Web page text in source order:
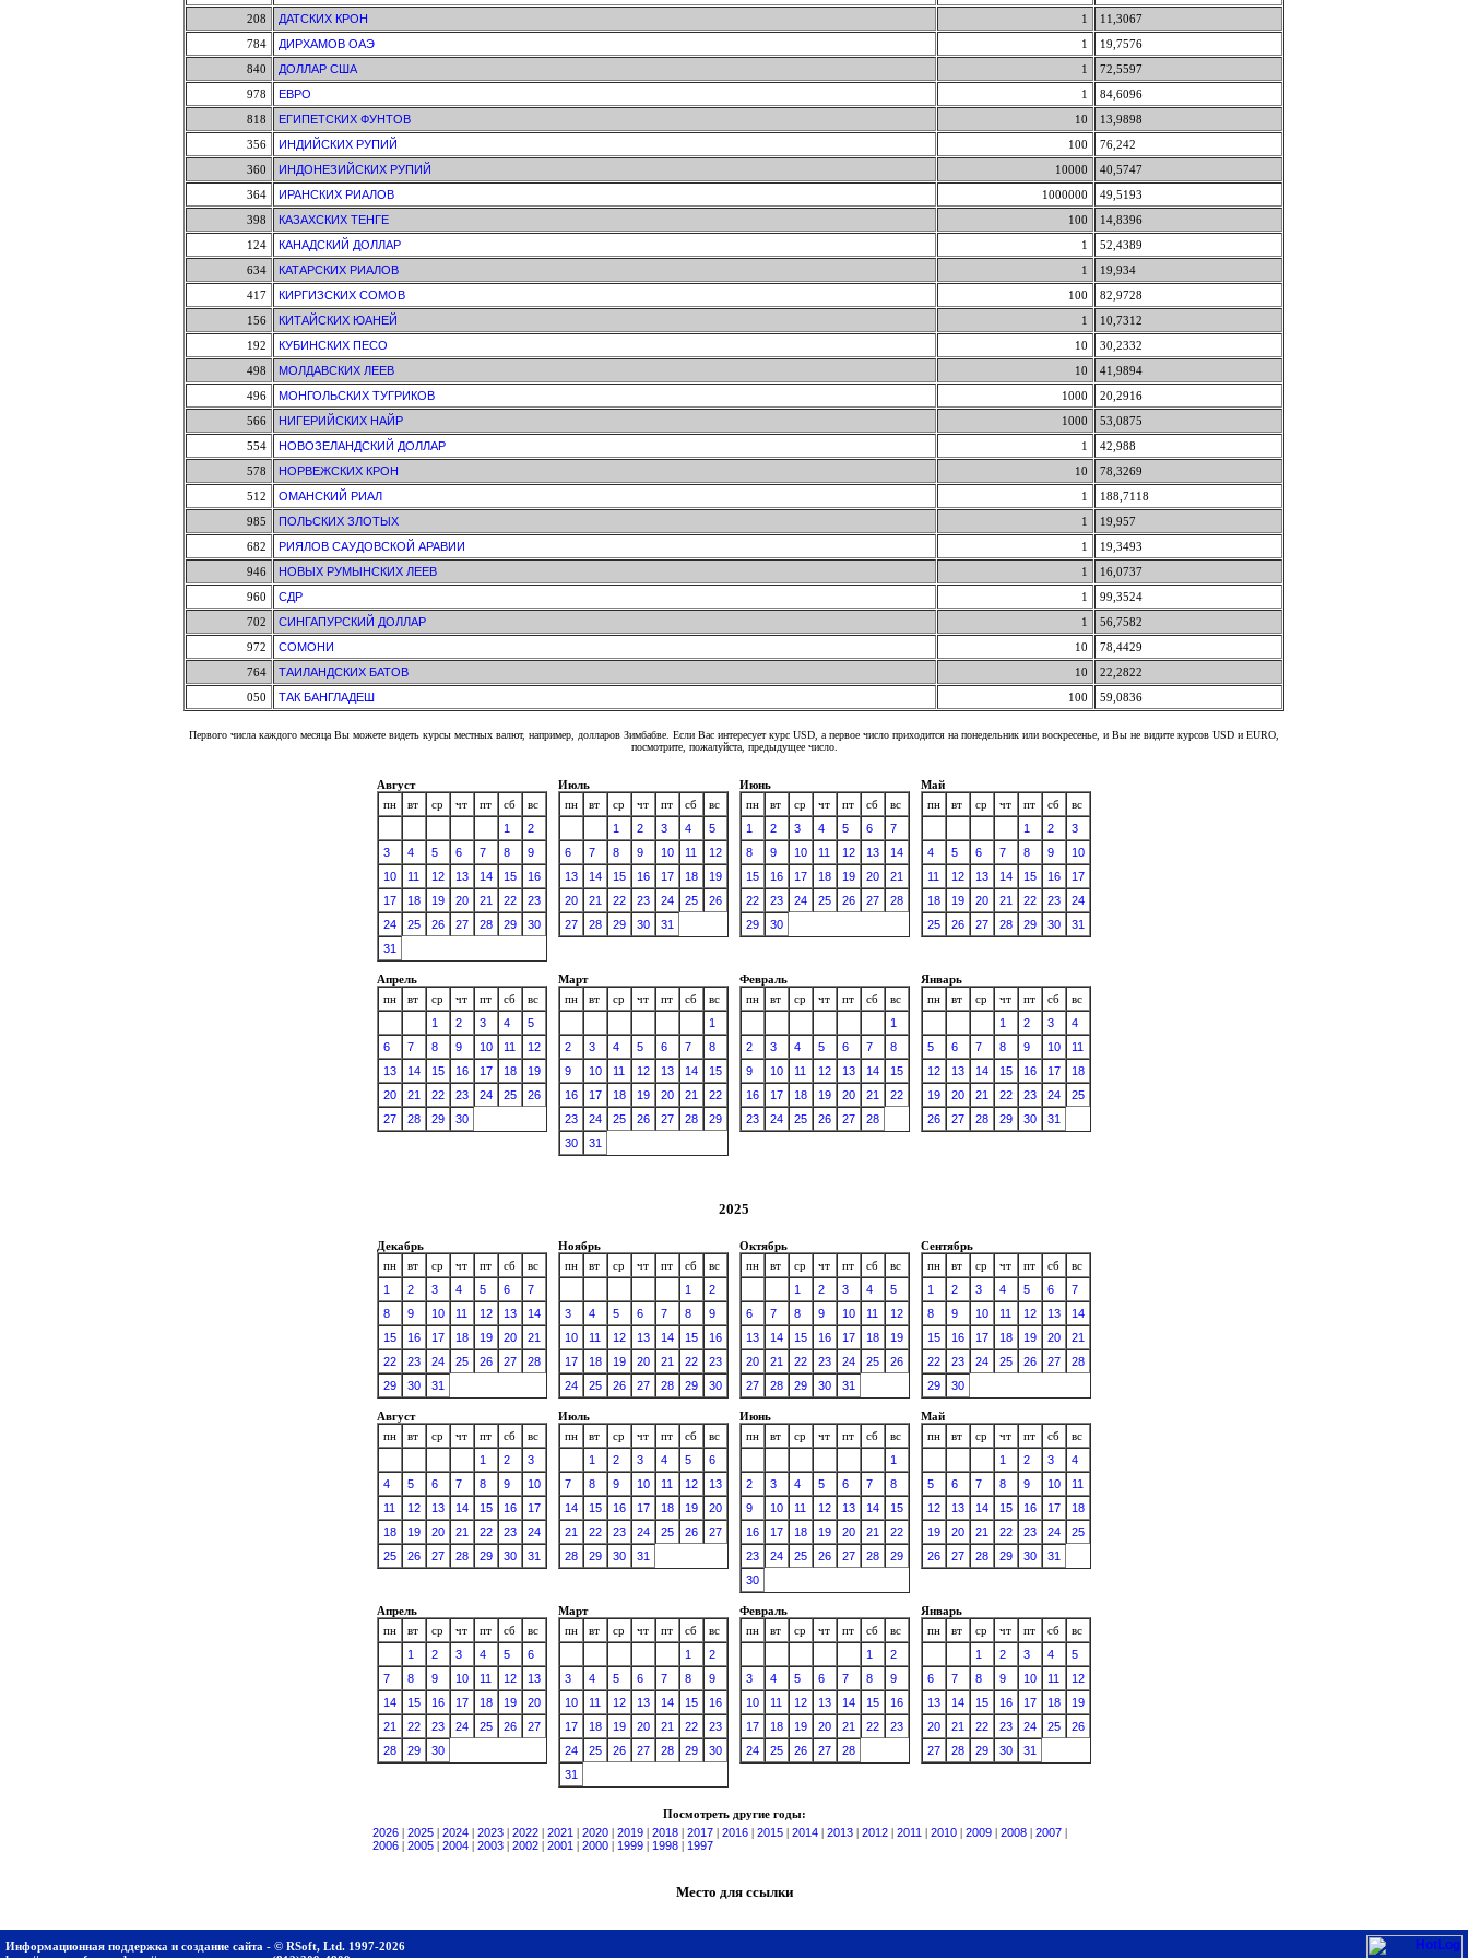
208 ДАТСКИХ КРОН 1
11,3067
784
ДИРХАМОВ ОАЭ 1
19,7576
840
ДОЛЛАР США 1
72,5597
978
ЕВРО 1
84,6096
818
ЕГИПЕТСКИХ ФУНТОВ 10
13,9898
356
ИНДИЙСКИХ РУПИЙ 100
76,242
360
ИНДОНЕЗИЙСКИХ РУПИЙ 10000
40,5747
364
ИРАНСКИХ РИАЛОВ 1000000
49,5193
398
КАЗАХСКИХ ТЕНГЕ 100
14,8396
124
КАНАДСКИЙ ДОЛЛАР 1
52,4389
634
КАТАРСКИХ РИАЛОВ 1
19,934
417
КИРГИЗСКИХ СОМОВ 100
82,9728
156
КИТАЙСКИХ ЮАНЕЙ 1
10,7312
192
КУБИНСКИХ ПЕСО 10
30,2332
498
МОЛДАВСКИХ ЛЕЕВ 10
41,9894
496
МОНГОЛЬСКИХ ТУГРИКОВ 1000
20,2916
566
НИГЕРИЙСКИХ НАЙР 1000
53,0875
554
НОВОЗЕЛАНДСКИЙ ДОЛЛАР 1
42,988
578
НОРВЕЖСКИХ КРОН 10
78,3269
512
ОМАНСКИЙ РИАЛ 1
188,7118
985
ПОЛЬСКИХ ЗЛОТЫХ 1
19,957
682
РИЯЛОВ САУДОВСКОЙ АРАВИИ 1
19,3493
946
НОВЫХ РУМЫНСКИХ ЛЕЕВ 1
16,0737
960
СДР 1
99,3524
702
СИНГАПУРСКИЙ ДОЛЛАР 1
56,7582
972
СОМОНИ 10
78,4429
764
ТАИЛАНДСКИХ БАТОВ 10
22,2822
050
ТАК БАНГЛАДЕШ 100 59,0836
Первого числа каждого месяца Вы можете видеть курсы местных валют, например, долларов Зимбабве. Если Вас интересует курс USD, а первое число приходится на понедельник или воскресенье, и Вы не видите курсов USD и EURO,
посмотрите, пожалуйста, предыдущее число.
Август
пн
вт ср чт пт сб
вс
1
2
3
4 5 6 7 8
9
10
11 12 13 14 15
16
17
18 19 20 21 22
23
24
25 26 27 28 29
30
31
Июль
пн
вт ср чт пт сб
вс
1
2 3 4
5
6
7 8 9 10 11
12
13
14 15 16 17 18
19
20
21 22 23 24 25
26
27
28 29 30 31
Июнь
пн
вт ср чт пт сб
вс
1
2 3 4 5 6
7
8
9 10 11 12 13
14
15
16 17 18 19 20
21
22
23 24 25 26 27
28
29
30
Май
пн
вт ср чт пт сб
вс
1
2
3
4
5 6 7 8 9
10
11
12 13 14 15 16
17
18
19 20 21 22 23
24
25
26 27 28 29 30 31
Апрель
пн
вт ср чт пт сб
вс
1
2 3 4
5
6
7 8 9 10 11
12
13
14 15 16 17 18
19
20
21 22 23 24 25
26
27
28 29 30
Март
пн
вт ср чт пт сб
вс
1
2
3 4 5 6 7
8
9
10 11 12 13 14
15
16
17 18 19 20 21
22
23
24 25 26 27 28
29
30
31
Февраль
пн
вт ср чт пт сб
вс
1
2
3 4 5 6 7
8
9
10 11 12 13 14
15
16
17 18 19 20 21
22
23
24 25 26 27 28
Январь
пн
вт ср чт пт сб
вс
1
2 3
4
5
6 7 8 9 10
11
12
13 14 15 16 17
18
19
20 21 22 23 24
25
26
27 28 29 30 31
2025
Декабрь
пн
вт ср чт пт сб
вс
1
2 3 4 5 6
7
8
9 10 11 12 13
14
15
16 17 18 19 20
21
22
23 24 25 26 27
28
29
30 31
Ноябрь
пн
вт ср чт пт сб
вс
1
2
3
4 5 6 7 8
9
10
11 12 13 14 15
16
17
18 19 20 21 22
23
24
25 26 27 28 29 30
Октябрь
пн
вт ср чт пт сб
вс
1
2 3 4
5
6
7 8 9 10 11
12
13
14 15 16 17 18
19
20
21 22 23 24 25
26
27
28 29 30 31
Сентябрь
пн
вт ср чт пт сб
вс
1
2 3 4 5 6
7
8
9 10 11 12 13
14
15
16 17 18 19 20
21
22
23 24 25 26 27
28
29
30
Август
пн
вт ср чт пт сб
вс
1
2
3
4
5 6 7 8 9
10
11
12 13 14 15 16
17
18
19 20 21 22 23
24
25
26 27 28 29 30 31
Июль
пн
вт ср чт пт сб
вс
1
2 3 4 5
6
7
8 9 10 11 12
13
14
15 16 17 18 19
20
21
22 23 24 25 26
27
28
29 30 31
Июнь
пн
вт ср чт пт сб
вс
1
2
3 4 5 6 7
8
9
10 11 12 13 14
15
16
17 18 19 20 21
22
23
24 25 26 27 28
29
30
Май
пн
вт ср чт пт сб
вс
1
2 3
4
5
6 7 8 9 10
11
12
13 14 15 16 17
18
19
20 21 22 23 24
25
26
27 28 29 30 31
Апрель
пн
вт ср чт пт сб
вс
1
2 3 4 5
6
7
8 9 10 11 12
13
14
15 16 17 18 19
20
21
22 23 24 25 26
27
28
29 30
Март
пн
вт ср чт пт сб
вс
1
2
3
4 5 6 7 8
9
10
11 12 13 14 15
16
17
18 19 20 21 22
23
24
25 26 27 28 29
30
31
Февраль
пн
вт ср чт пт сб
вс
1
2
3
4 5 6 7 8
9
10
11 12 13 14 15
16
17
18 19 20 21 22
23
24
25 26 27 28
Январь
пн
вт ср чт пт сб
вс
1
2 3 4
5
6
7 8 9 10 11
12
13
14 15 16 17 18
19
20
21 22 23 24 25
26
27
28 29 30 31
Посмотреть другие годы:
2026
2025 2024 2023 2022 2021 2020 2019 2018 2017 2016 2015 2014 2013 2012 2011 2010 2009 2008 2007
2006
2005 2004 2003 2002 2001 2000 1999 1998 1997
Место для ссылки
Информационная поддержка и создание сайта - © RSoft, Ltd. 1997-2026